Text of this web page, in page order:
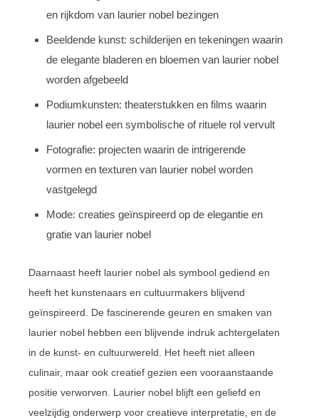
en rijkdom van laurier nobel bezingen
Beeldende kunst: schilderijen en tekeningen waarin
de elegante bladeren en bloemen van laurier nobel
worden afgebeeld
Podiumkunsten: theaterstukken en films waarin
laurier nobel een symbolische of rituele rol vervult
Fotografie: projecten waarin de intrigerende
vormen en texturen van laurier nobel worden
vastgelegd
Mode: creaties geïnspireerd op de elegantie en
gratie van laurier nobel
Daarnaast heeft laurier nobel als symbool gediend en
heeft het kunstenaars en cultuurmakers blijvend
geïnspireerd. De fascinerende geuren en smaken van
laurier nobel hebben een blijvende indruk achtergelaten
in de kunst- en cultuurwereld. Het heeft niet alleen
culinair, maar ook creatief gezien een vooraanstaande
positie verworven. Laurier nobel blijft een geliefd en
veelzijdig onderwerp voor creatieve interpretatie, en de